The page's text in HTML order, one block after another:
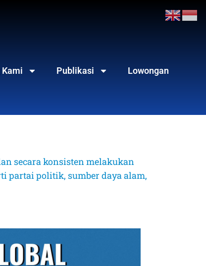
Kami Publikasi Lowongan
secara konsisten melakukan
partai politik, sumber daya alam,